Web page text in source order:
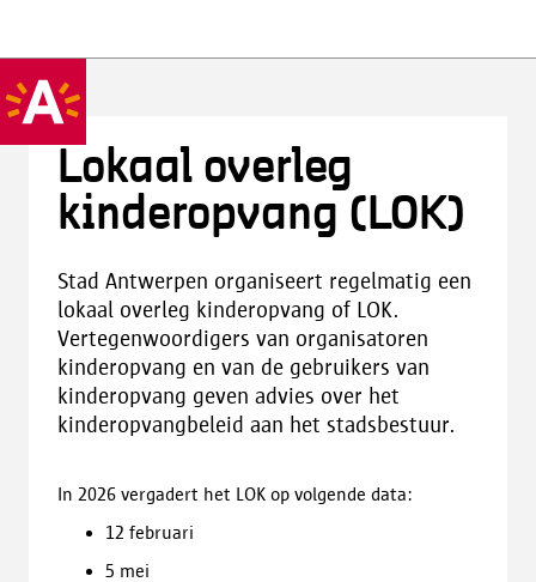
Lokaal overleg
kinderopvang (LOK)
Stad Antwerpen organiseert regelmatig een
lokaal overleg kinderopvang of LOK.
Vertegenwoordigers van organisatoren
kinderopvang en van de gebruikers van
kinderopvang geven advies over het
kinderopvangbeleid aan het stadsbestuur.
In 2026 vergadert het LOK op volgende data:
12 februari
5 mei